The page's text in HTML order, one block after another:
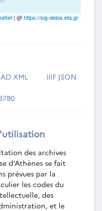
| @https://sig-delos.efa.gr
XML IIIF JSON
des archives
d'Athènes se fait
prévues par la
les codes du
des
et le